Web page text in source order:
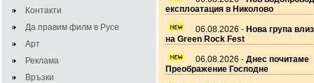
Контакти
Да правим филм в Русе
Арт
Реклама
Връзки
експлоатация в Николово
06.08.2026 - Нова група
на Green Rock Fest
06.08.2026 - Днес почитаме
Преображение Господне